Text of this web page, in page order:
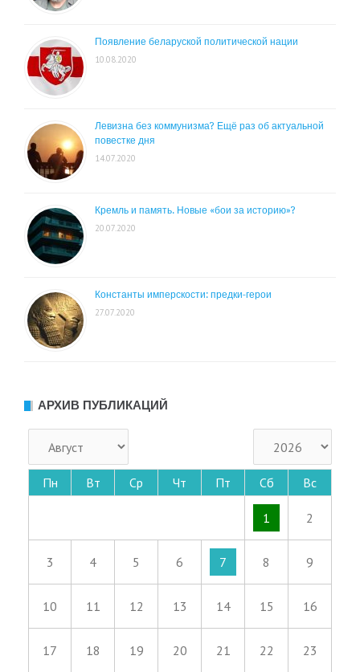
Появление беларуской политической нации
10.08.2020
Левизна без коммунизма? Ещё раз об актуальной
повестке дня
14.07.2020
Кремль и память. Новые «бои за историю»?
20.07.2020
Константы имперскости: предки-герои
27.07.2020
АРХИВ ПУБЛИКАЦИЙ
Пн Вт Ср Чт Пт Сб Вс
1 2
3 4 5 6 7 8 9
10 11 12 13 14 15 16
17 18 19 20 21 22 23